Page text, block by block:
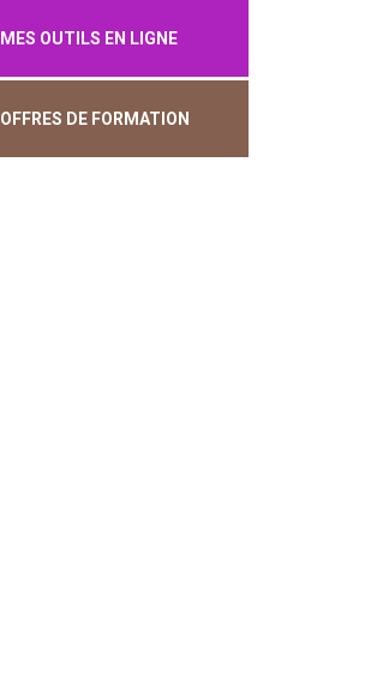
MES OUTILS EN LIGNE
OFFRES DE FORMATION